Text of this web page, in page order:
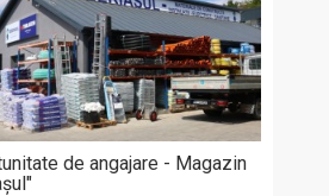
de angajare - Magazin